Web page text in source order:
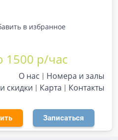
в избранное
1500 р/час
О нас
Номера и залы
скидки
Карта Контакты
Записаться